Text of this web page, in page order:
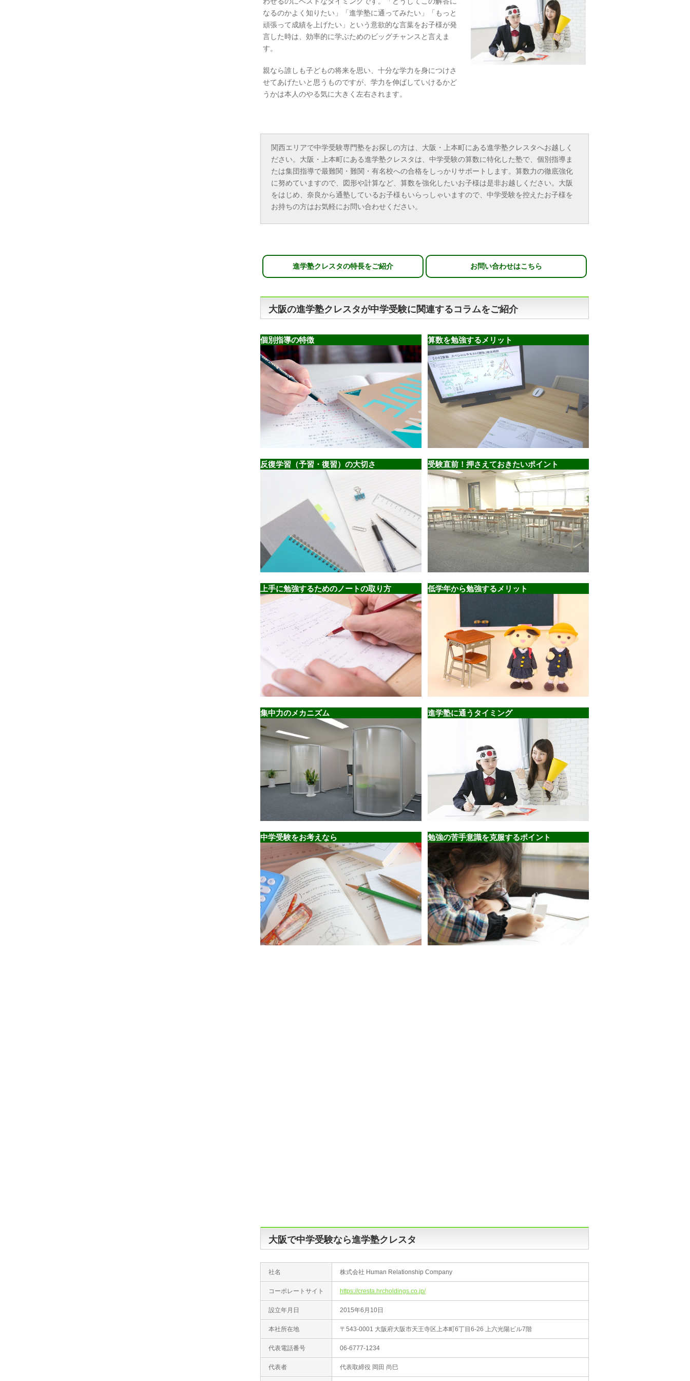
なるのかよく知りたい」「進学塾に通ってみたい」「もっと
頑張って成績を上げたい」という意欲的な言葉をお子様が発
言した時は、効率的に学ぶためのビッグチャンスと言えま
す。
親なら誰しも子どもの将来を思い、十分な学力を身につけさ
せてあげたいと思うものですが、学力を伸ばしていけるかど
うかは本人のやる気に大きく左右されます。
関西エリアで中学受験専門塾をお探しの方は、大阪・ 上本町にある進学塾クレスタへお越しく
ださい。大阪・上本町にある進学塾クレスタは、中学受験の算数に特化した塾で、個別指導ま
たは集団指導で最難関・難関・有名校への合格をしっかりサポートします。算数力の徹底強化
に努めていますので、
図形や計算など、算数を強化したいお子様は是非お越しください。大阪
をはじめ、奈良から通塾しているお子様もいらっしゃいますので、中学受験を控えたお子様を
お持ちの方はお気軽にお問い合わせください。
進学塾クレスタの特長をご紹介 お問い合わせはこちら
大阪の進学塾クレスタが中学受験に関連するコラムをご紹介
個別指導の特徴 算数を勉強するメリット
反復学習（予習・復習）の大切さ 受験直前！押さえておきたいポイント
上手に勉強するためのノートの取り方 低学年から勉強するメリット
集中力のメカニズム 進学塾に通うタイミング
中学受験をお考えなら 勉強の苦手意識を克服するポイント
大阪で中学受験なら進学塾クレスタ
社名 株式会社 Human Relationship Company
コーポレートサイト https://cresta.hrcholdings.co.jp/
設立年月日 2015年6月10日
本社所在地 〒543-0001 大阪府大阪市天王寺区上本町6丁目6-26 上六光陽ビル7階
代表電話番号 06‐6777-1234
代表者 代表取締役 岡田 尚巳